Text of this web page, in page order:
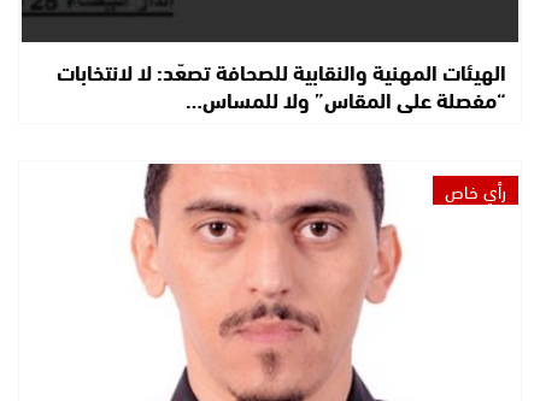
الهيئات المهنية والنقابية للصحافة تصعّد: لا لانتخابات
“مفصلة على المقاس” ولا للمساس…
رأي خاص